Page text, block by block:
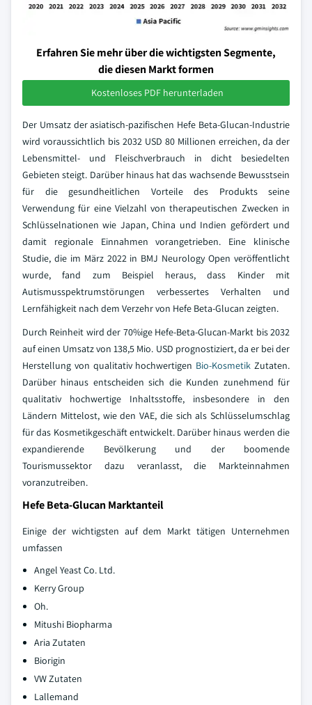
Erfahren Sie mehr über die wichtigsten Segmente,
die diesen Markt formen
Kostenloses PDF herunterladen
Der Umsatz der asiatisch-pazifischen Hefe Beta-Glucan-Industrie
wird voraussichtlich bis 2032 USD 80 Millionen erreichen, da der
Lebensmittel- und Fleischverbrauch in dicht besiedelten
Gebieten steigt. Darüber hinaus hat das wachsende Bewusstsein
für die gesundheitlichen Vorteile des Produkts seine
Verwendung für eine Vielzahl von therapeutischen Zwecken in
Schlüsselnationen wie Japan, China und Indien gefördert und
damit regionale Einnahmen vorangetrieben. Eine klinische
Studie, die im März 2022 in BMJ Neurology Open veröffentlicht
wurde, fand zum Beispiel heraus, dass Kinder mit
Autismusspektrumstörungen verbessertes Verhalten und
Lernfähigkeit nach dem Verzehr von Hefe Beta-Glucan zeigten.
Durch Reinheit wird der 70%ige Hefe-Beta-Glucan-Markt bis 2032
auf einen Umsatz von 138,5 Mio. USD prognostiziert, da er bei der
Herstellung von qualitativ hochwertigen Bio-Kosmetik Zutaten.
Darüber hinaus entscheiden sich die Kunden zunehmend für
qualitativ hochwertige Inhaltsstoffe, insbesondere in den
Ländern Mittelost, wie den VAE, die sich als Schlüsselumschlag
für das Kosmetikgeschäft entwickelt. Darüber hinaus werden die
expandierende Bevölkerung und der boomende
Tourismussektor dazu veranlasst, die Markteinnahmen
voranzutreiben.
Hefe Beta-Glucan Marktanteil
Einige der wichtigsten auf dem Markt tätigen Unternehmen
umfassen
Angel Yeast Co. Ltd.
Kerry Group
Oh.
Mitushi Biopharma
Aria Zutaten
Biorigin
VW Zutaten
Lallemand